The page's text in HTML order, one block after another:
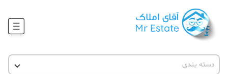
آموزش املاک
دسته بندی
آقای مشاور املاک